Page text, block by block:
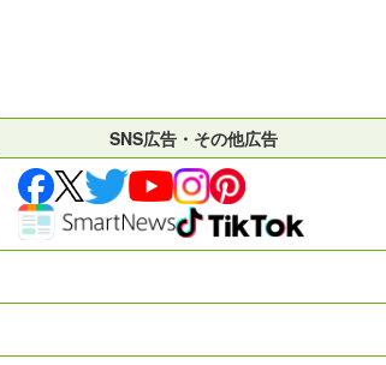
SNS広告・その他広告